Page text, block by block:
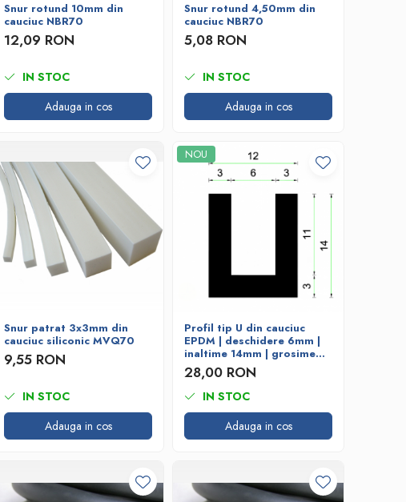
Snur rotund 10mm din
cauciuc NBR70
12,09 RON
IN STOC
Adauga in cos
Snur rotund 4,50mm din
cauciuc NBR70
5,08 RON
IN STOC
Adauga in cos
Snur patrat 3x3mm din
cauciuc siliconic MVQ70
9,55 RON
IN STOC
Adauga in cos
NOU
Profil tip U din cauciuc
EPDM | deschidere 6mm |
inaltime 14mm | grosime
3mm
28,00 RON
IN STOC
Adauga in cos